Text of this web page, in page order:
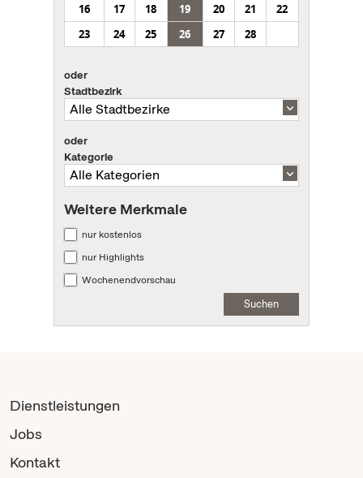
16
17 18 19 20 21
22
23
24 25 26 27 28
oder
Stadtbezirk
oder
Kategorie
Weitere Merkmale
nur kostenlos
nur Highlights
Wochenendvorschau
Suchen
Dienstleistungen
Jobs
Kontakt